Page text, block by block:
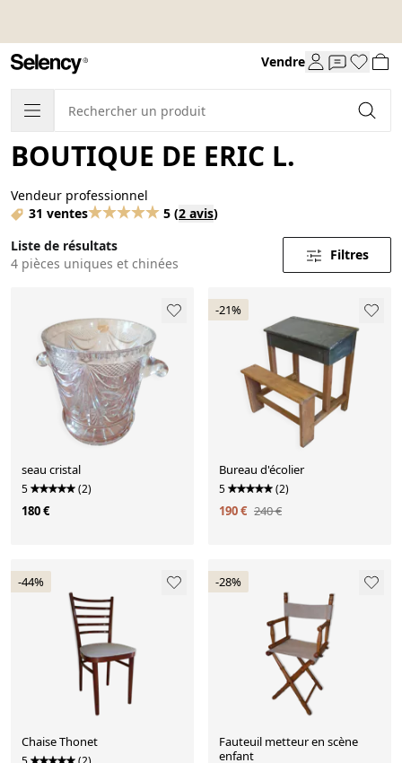
Vendre
BOUTIQUE DE ERIC L.
Vendeur professionnel
31 ventes
5 (2 avis)
Liste de résultats
4 pièces uniques et chinées
Filtres
seau cristal
5 (2)
180 €
-21%
Bureau d'écolier
5 (2)
190 € 240 €
-44%
Chaise Thonet
-28%
Fauteuil metteur en scène
enfant